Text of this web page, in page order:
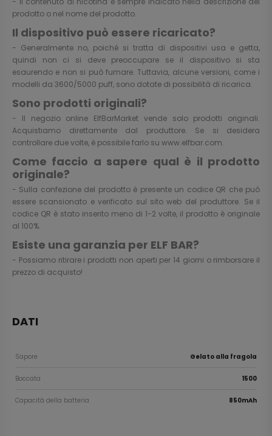
prodotto o nel nome del prodotto.
Il dispositivo può essere ricaricato?
- Generalmente no, poiché si tratta di dispositivi usa e getta,
quindi non ci si deve preoccupare se il dispositivo si sta
esaurendo e non si può fumare. Tuttavia, alcune versioni, come i
modelli da 3600/5000 puff, sono dotate di possibilità di ricarica.
Sono prodotti originali?
- Il negozio online ElfBarMarket vende solo prodotti originali.
Acquistiamo direttamente dal produttore. Se si desidera
controllare due volte, è possibile farlo su www.elfbar.com.
Come faccio a sapere qual è il prodotto
originale?
- Sulla confezione del prodotto è presente un codice QR che può
essere scansionato e verificato sul sito web del produttore. Se il
codice QR è stato inserito meno di 1-2 volte, il prodotto è originale
al 100%.
Esiste una garanzia per ELF BAR?
- Possiamo ritirare i prodotti non aperti per 14 giorni o rimborsare il
prezzo di acquisto!
DATI
Sapore Gelato alla fragola
Boccata 1500
Capacità della batteria 850mAh